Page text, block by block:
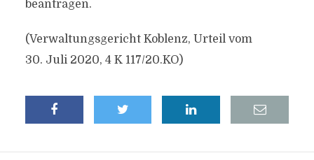
beantragen.
(Verwaltungsgericht Koblenz, Urteil vom
30. Juli 2020, 4 K 117/20.KO)